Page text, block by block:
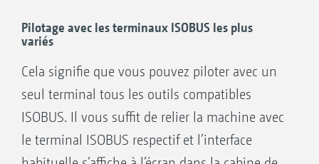
outils portés d’une part et les systèmes
d’information et de gestion agricoles d’autre
part.
Pilotage possible avec les terminaux ISOBUS
les plus variés
Pilotage avec les terminaux ISOBUS les plus
variés
Cela signifie que vous pouvez piloter avec un
seul terminal tous les outils compatibles
ISOBUS. Il vous suffit de relier la machine avec
le terminal ISOBUS respectif et l’interface